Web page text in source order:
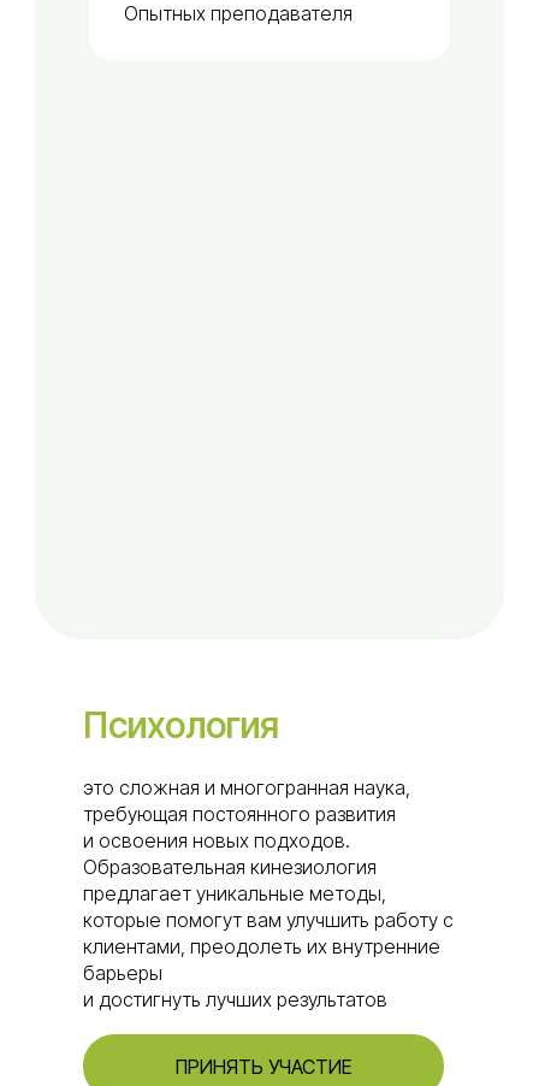
Опытных преподавателя
Психология
ПРИНЯТЬ УЧАСТИЕ
это сложная и многогранная наука,
требующая постоянного развития
и освоения новых подходов.
Образовательная кинезиология
предлагает уникальные методы,
которые помогут вам улучшить работу с
клиентами, преодолеть их внутренние
барьеры
и достигнуть лучших результатов